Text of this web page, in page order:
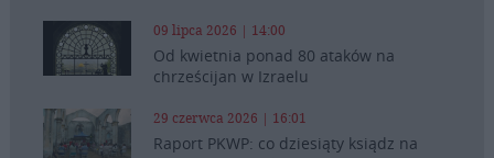
09 lipca 2026 | 14:00
Od kwietnia ponad 80 ataków na
chrześcijan w Izraelu
29 czerwca 2026 | 16:01
Raport PKWP: co dziesiąty ksiądz na